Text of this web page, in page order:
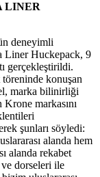
LINER
deneyimli
Liner Huckepack, 9
gerçekleştirildi.
konuşan
marka bilinirliği
Krone markasını
şunları söyledi:
alanda hem
alanda rekabet
dorseleri ile